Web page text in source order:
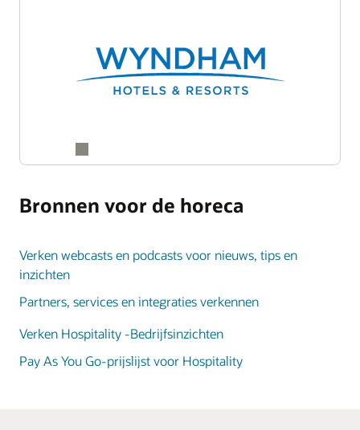
Bronnen voor de horeca
Verken webcasts en podcasts voor nieuws, tips en
inzichten
Partners, services en integraties verkennen
Verken Hospitality -Bedrijfsinzichten
Pay As You Go-prijslijst voor Hospitality